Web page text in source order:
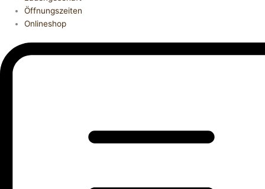
Öffnungszeiten
Onlineshop